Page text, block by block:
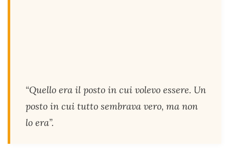
“Quello era il posto in cui volevo essere. Un
posto in cui tutto sembrava vero, ma non
lo era”.